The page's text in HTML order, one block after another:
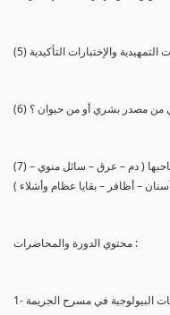
التمهيدية والإختبارات التأكيدية
هي من مصدر بشري أو من حيوان ؟
(7) إجراء الإختبارات علي العينة البيولوجية لتحديد صاحبها ( دم – عرق – سائل منوي –
– أظافر – بقايا عظام وأشلاء )
محتوي الدورة والمحاضرات :
البيولوجية في مسرح الجريمة